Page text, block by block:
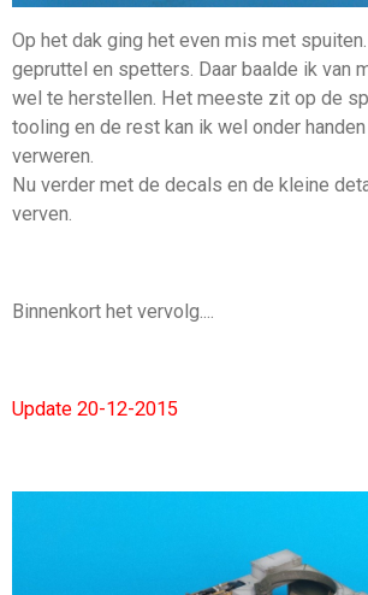
Op het dak ging het even mis met
gepruttel en spetters. Daar baalde ik van
wel te herstellen. Het meeste zit op de
tooling en de rest kan ik wel onder
verweren.
Nu verder met de decals en de kleine
verven.
Binnenkort het vervolg....
Update 20-12-2015